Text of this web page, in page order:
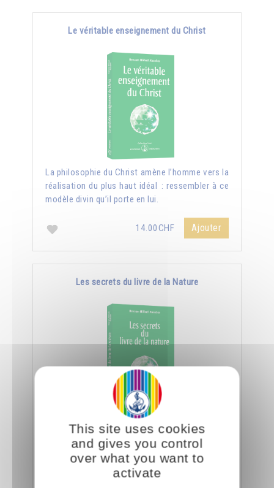
Le véritable enseignement du Christ
La philosophie du Christ amène l’homme vers la
réalisation du plus haut idéal : ressembler à ce
modèle divin qu’il porte en lui.
14.00CHF Ajouter
Les secrets du livre de la Nature
En spiritualité, lire c'est être capable de
déchiffrer le côté subtil et caché des objets et
des créatures.
14.00CHF
This site uses cookies
and gives you control
over what you want to
activate